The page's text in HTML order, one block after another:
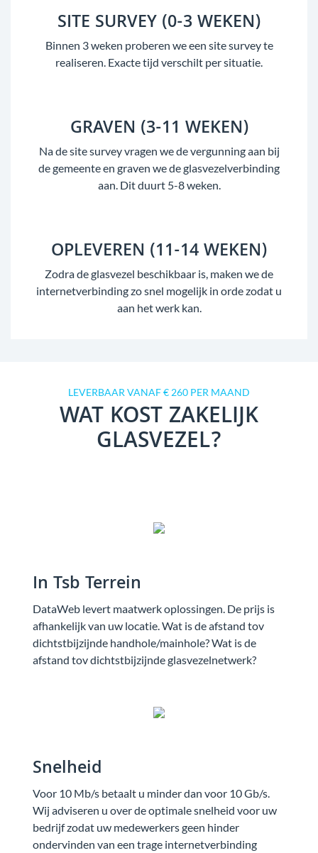
SITE SURVEY (0-3 WEKEN)
Binnen 3 weken proberen we een site survey te
realiseren. Exacte tijd verschilt per situatie.
GRAVEN (3-11 WEKEN)
Na de site survey vragen we de vergunning aan bij
de gemeente en graven we de glasvezelverbinding
aan. Dit duurt 5-8 weken.
OPLEVEREN (11-14 WEKEN)
Zodra de glasvezel beschikbaar is, maken we de
internetverbinding zo snel mogelijk in orde zodat u
aan het werk kan.
LEVERBAAR VANAF € 260 PER MAAND
WAT KOST ZAKELIJK
GLASVEZEL?
In Tsb Terrein
DataWeb levert maatwerk oplossingen. De prijs is
afhankelijk van uw locatie. Wat is de afstand tov
dichtstbijzijnde handhole/mainhole? Wat is de
afstand tov dichtstbijzijnde glasvezelnetwerk?
Snelheid
Voor 10 Mb/s betaalt u minder dan voor 10 Gb/s.
Wij adviseren u over de optimale snelheid voor uw
bedrijf zodat uw medewerkers geen hinder
ondervinden van een trage internetverbinding